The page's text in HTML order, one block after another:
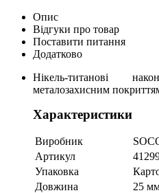
Опис
Відгуки про товар
Поставити питання
Додатково
Нікель-титанові
металозахисним
Характеристики
Виробник
Артикул
Упаковка
Довжина
25